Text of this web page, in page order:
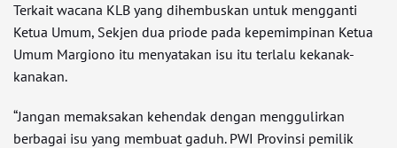
Terkait wacana KLB yang dihembuskan untuk mengganti
Ketua Umum, Sekjen dua priode pada kepemimpinan Ketua
Umum Margiono itu menyatakan isu itu terlalu kekanak-
kanakan.
“Jangan memaksakan kehendak dengan menggulirkan
berbagai isu yang membuat gaduh. PWI Provinsi pemilik